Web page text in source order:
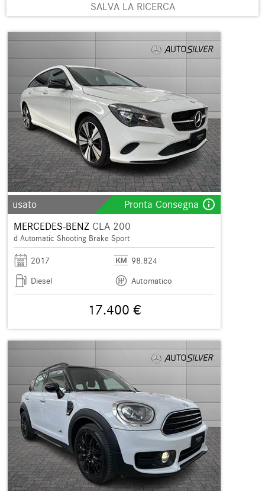
SALVA LA RICERCA
usato Pronta Consegna info_outline
MERCEDES-BENZ CLA 200
d Automatic Shooting Brake Sport
2017
98.824
Diesel
Automatico
17.400 €